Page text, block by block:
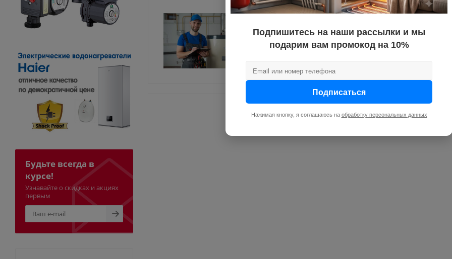
PROотопление предлагает услуги по гарантийному
Воронеже. Выполним работы качественно в
Будьте всегда в
курсе!
Узнавайте о скидках и акциях
первым
Подпишитесь на наши рассылки и мы
подарим вам промокод на 10%
Подписаться
Нажимая кнопку, я соглашаюсь на обработку персональных данных